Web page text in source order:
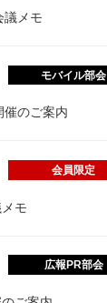
メモ
モバイル部会
のご案内
会員限定
モ
広報PR部会